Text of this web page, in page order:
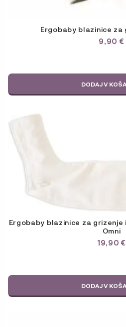
Ergobaby blazinice za
9,90 €
DODAJ V
Ergobaby blazinice za
Omni
19,90€
DODAJ V